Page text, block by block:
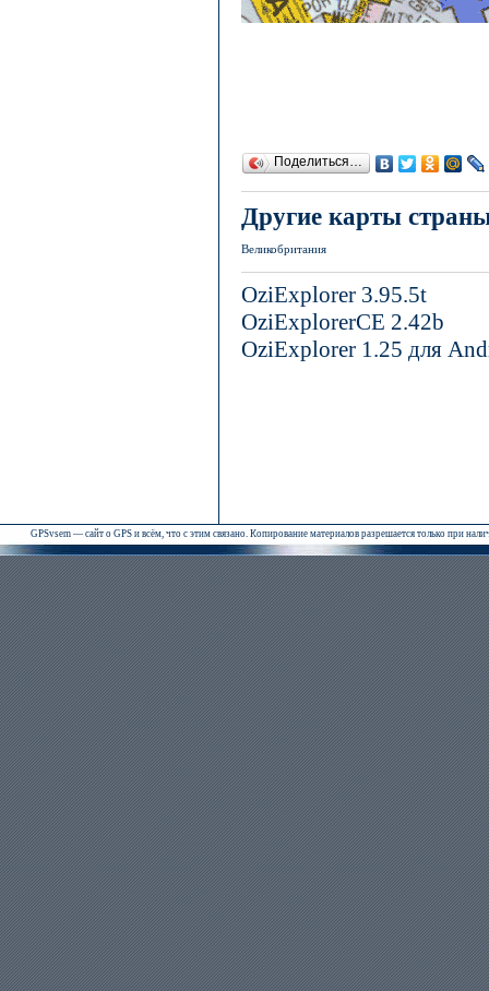
Поделиться…
Другие карты
Великобритания
OziExplorer 3.95.5t
OziExplorerCE 2.42b
OziExplorer 1.25 для
GPSvsem — сайт о GPS и всём, что с этим связано. Копирование материалов разрешается только при